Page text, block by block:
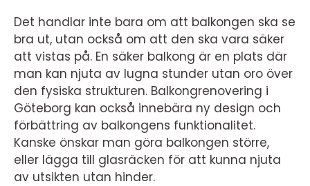
Det handlar inte bara om att balkongen ska se
bra ut, utan också om att den ska vara säker
att vistas på. En säker balkong är en plats där
man kan njuta av lugna stunder utan oro över
den fysiska strukturen. Balkongrenovering i
Göteborg kan också innebära ny design och
förbättring av balkongens funktionalitet.
Kanske önskar man göra balkongen större,
eller lägga till glasräcken för att kunna njuta
av utsikten utan hinder.